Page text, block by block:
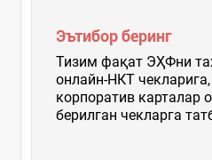
Эътибор беринг
Тизим фақат ЭҲФни
онлайн-НКТ
корпоратив карталар
берилган чекларга